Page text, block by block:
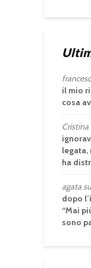
il mio
cosa
Cristina
legata,
ha
agatasu
dopo
“Mai
sono